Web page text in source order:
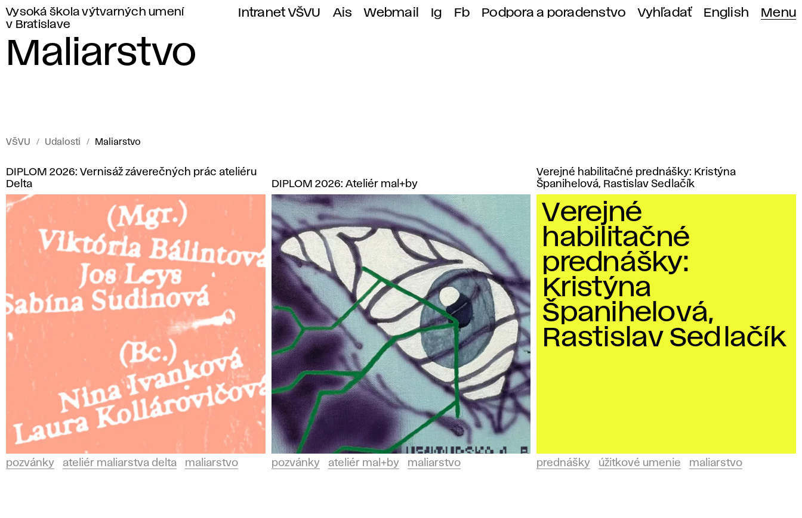
Vysoká škola výtvarných umení
v Bratislave
Intranet VŠVU Ais Webmail Ig Fb Podpora a poradenstvo Vyhľadať English Menu
Maliarstvo
VŠVU Udalosti Maliarstvo
M
a
i
a
r
t
v
Udalosti
Vysokej
školy
výtvarných
umení
v Bratislave.
DIPLOM 2026: Vernisáž záverečných prác ateliéru
Delta
pozvánky ateliér maliarstva delta maliarstvo
DIPLOM 2026: Ateliér mal+by
pozvánky ateliér mal+by maliarstvo
Verejné habilitačné prednášky: Kristýna
Španihelová, Rastislav Sedlačík
Verejné
habilitačné
prednášky:
Kristýna
Španihelová,
Rastislav Sedlačík
prednášky úžitkové umenie maliarstvo